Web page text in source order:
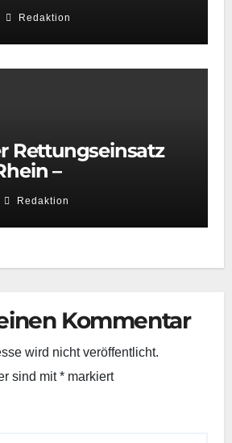
Redaktion
Rettungseinsatz
–
Neuss beweist
Redaktion
Kommentar
wird nicht veröffentlicht.
sind mit* markiert